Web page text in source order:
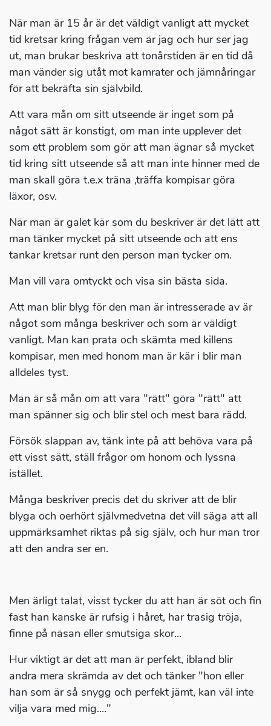
När man är 15 år är det väldigt vanligt att mycket
tid kretsar kring frågan vem är jag och hur ser jag
ut, man brukar beskriva att tonårstiden är en tid då
man vänder sig utåt mot kamrater och jämnåringar
för att bekräfta sin självbild.
Att vara mån om sitt utseende är inget som på
något sätt är konstigt, om man inte upplever det
som ett problem som gör att man ägnar så mycket
tid kring sitt utseende så att man inte hinner med de
man skall göra t.e.x träna ,träffa kompisar göra
läxor, osv.
När man är galet kär som du beskriver är det lätt att
man tänker mycket på sitt utseende och att ens
tankar kretsar runt den person man tycker om.
Man vill vara omtyckt och visa sin bästa sida.
Att man blir blyg för den man är intresserade av är
något som många beskriver och som är väldigt
vanligt. Man kan prata och skämta med killens
kompisar, men med honom man är kär i blir man
alldeles tyst.
Man är så mån om att vara "rätt" göra "rätt" att
man spänner sig och blir stel och mest bara rädd.
Försök slappan av, tänk inte på att behöva vara på
ett visst sätt, ställ frågor om honom och lyssna
istället.
Många beskriver precis det du skriver att de blir
blyga och oerhört självmedvetna det vill säga att all
uppmärksamhet riktas på sig själv, och hur man tror
att den andra ser en.
Men ärligt talat, visst tycker du att han är söt och fin
fast han kanske är rufsig i håret, har trasig tröja,
finne på näsan eller smutsiga skor...
Hur viktigt är det att man är perfekt, ibland blir
andra mera skrämda av det och tänker "hon eller
han som är så snygg och perfekt jämt, kan väl inte
vilja vara med mig...."